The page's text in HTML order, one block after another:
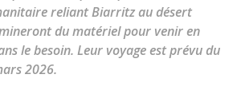
reliant Biarritz au désert
du matériel pour venir en
le besoin. Leur voyage est prévu du
2026.